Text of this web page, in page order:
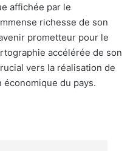
affichée par le
richesse de son
prometteur pour le
accélérée de son
vers la réalisation de
du pays.